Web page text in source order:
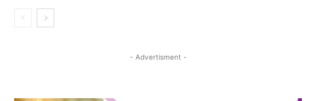
- Advertisment -